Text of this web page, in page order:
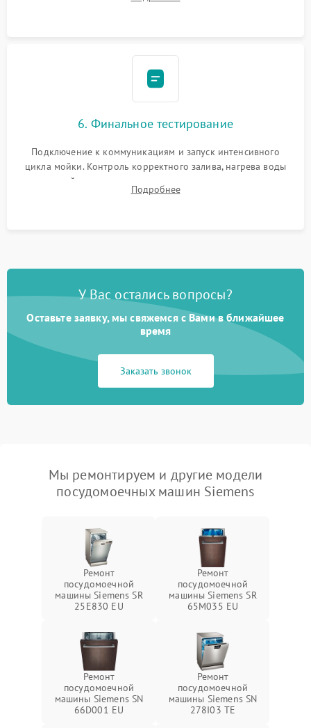
сборка корпуса и установка датчика поплавка.
6. Финальное тестирование
Подключение к коммуникациям и запуск интенсивного
цикла мойки. Контроль корректного залива, нагрева воды
до нужной температуры, отсутствия посторонних шумов,
штатного слива и абсолютной сухости в поддоне.
Подробнее
У Вас остались вопросы?
Оставьте заявку, мы свяжемся с Вами в ближайшее
время
Заказать звонок
Мы ремонтируем и другие модели
посудомоечных машин Siemens
Ремонт
посудомоечной
машины Siemens SR
25E830 EU
Ремонт
посудомоечной
машины Siemens SR
65M035 EU
Ремонт
посудомоечной
машины Siemens SN
66D001 EU
Ремонт
посудомоечной
машины Siemens SN
278I03 TE